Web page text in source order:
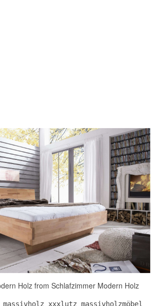
Holz from Schlafzimmer Modern Holz
xxxlutz massivholzmöbel